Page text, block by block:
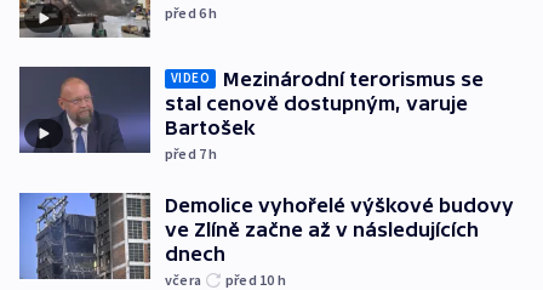
před 6h
VIDEO
Mezinárodní terorismus se
stal cenově dostupným, varuje
Bartošek
před 7h
Demolice vyhořelé výškové budovy
ve Zlíně začne až v následujících
dnech
včera před 10 h